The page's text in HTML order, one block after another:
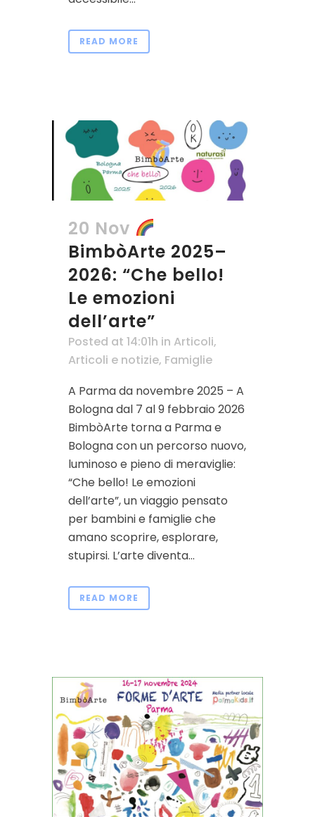
READ MORE
20 Nov
BimbòArte 2025–
2026: “Che bello!
Le emozioni
dell’arte”
Posted at 14:01h in Articoli,
Articoli e notizie, Famiglie
A Parma da novembre 2025 – A
Bologna dal 7 al 9 febbraio 2026
BimbòArte torna a Parma e
Bologna con un percorso nuovo,
luminoso e pieno di meraviglie:
“Che bello! Le emozioni
dell’arte”, un viaggio pensato
per bambini e famiglie che
amano scoprire, esplorare,
stupirsi. L’arte diventa...
READ MORE